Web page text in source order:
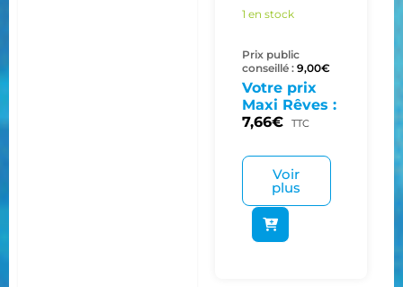
1 en stock
Prix public
conseillé : 9,00€
Votre prix
Maxi Rêves :
7,66€ TTC
Voir
plus